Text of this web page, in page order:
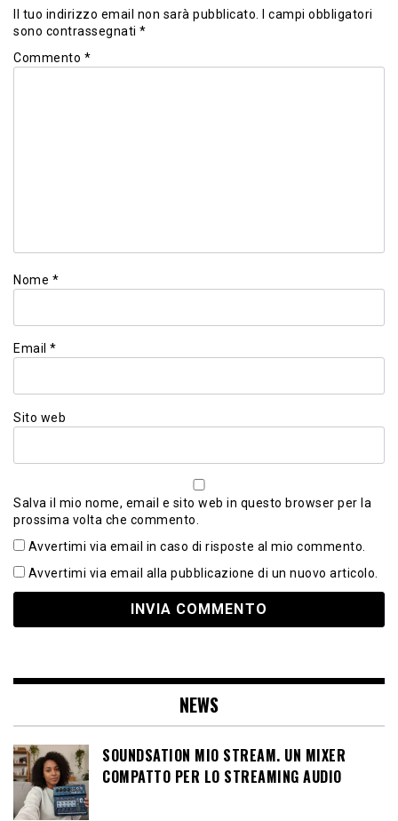
Il tuo indirizzo email non sarà pubblicato.
I campi obbligatori
sono contrassegnati *
Commento *
Nome *
Email *
Sito web
Salva il mio nome, email e sito web in questo browser per la
prossima volta che commento.
Avvertimi via email in caso di risposte al mio commento.
Avvertimi via email alla pubblicazione di un nuovo articolo.
NEWS
SOUNDSATION MIO STREAM. UN MIXER
COMPATTO PER LO STREAMING AUDIO